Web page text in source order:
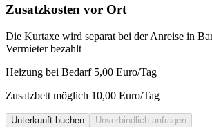
Zusatzkosten vor Ort
Die Kurtaxe wird separat bei der Anreise in
Vermieter bezahlt
Heizung bei Bedarf 5,00 Euro/Tag
Zusatzbett möglich 10,00 Euro/Tag
Unterkunft buchen Unverbindlich anfragen